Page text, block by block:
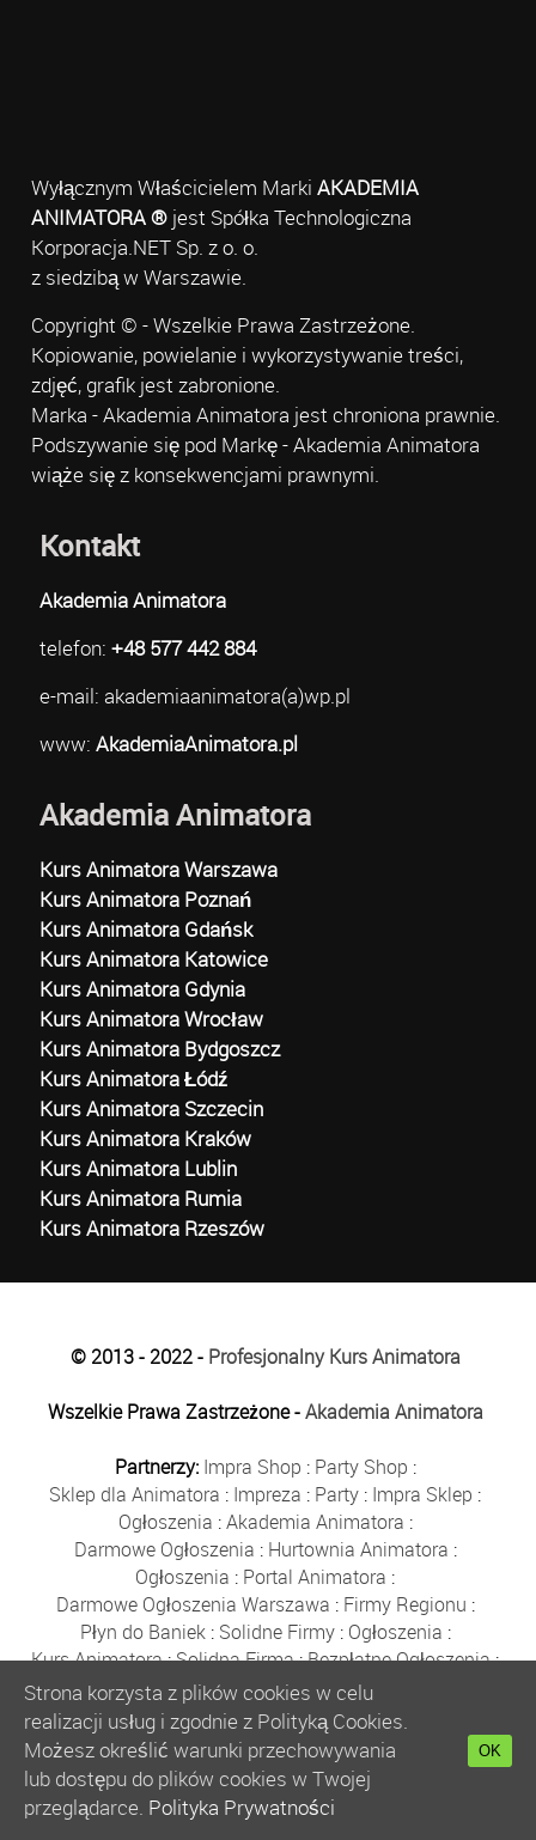
Wyłącznym Właścicielem Marki AKADEMIA
ANIMATORA ®jest Spółka Technologiczna
Korporacja.NET Sp. z o. o.
z siedzibą w Warszawie.
Copyright © - Wszelkie Prawa Zastrzeżone.
Kopiowanie, powielanie i wykorzystywanie treści,
zdjęć, grafik jest zabronione.
Marka - Akademia Animatora jest chroniona prawnie.
Podszywanie się pod Markę - Akademia Animatora
wiąże się z konsekwencjami prawnymi.
Kontakt
Akademia Animatora
telefon: +48 577 442 884
e-mail: akademiaanimatora(a)wp.pl
www: AkademiaAnimatora.pl
Akademia Animatora
Kurs Animatora Warszawa
Kurs Animatora Poznań
Kurs Animatora Gdańsk
Kurs Animatora Katowice
Kurs Animatora Gdynia
Kurs Animatora Wrocław
Kurs Animatora Bydgoszcz
Kurs Animatora Łódź
Kurs Animatora Szczecin
Kurs Animatora Kraków
Kurs Animatora Lublin
Kurs Animatora Rumia
Kurs Animatora Rzeszów
© 2013 - 2022 - Profesjonalny Kurs Animatora
Wszelkie Prawa Zastrzeżone -Akademia Animatora
Partnerzy: Impra Shop : Party Shop :
Sklep dla Animatora : Impreza : Party : Impra Sklep :
Ogłoszenia :Akademia Animatora :
Darmowe Ogłoszenia : Hurtownia Animatora :
Ogłoszenia : Portal Animatora :
Darmowe Ogłoszenia Warszawa : Firmy Regionu :
Płyn do Baniek: Solidne Firmy: Ogłoszenia :
Kurs Animatora:Solidna Firma:Bezpłatne Ogłoszenia:
Animator Czasu Wolnego:
Bezpłatne Ogłoszenia Warszawa:sklep animatora
Bańki Mydlane:Bezpłatne Ogłoszenia
Szkolenie Animatorów:Kurs Animatora
:
Kurs Animatora Warszawa :Rumia
Kurs Animatora Poznań:
Strona korzysta z plików cookies w celu
realizacji usług i zgodnie z Polityką Cookies.
Możesz określić warunki przechowywania
lub dostępu do plików cookies w Twojej
przeglądarce. Polityka Prywatności
OK